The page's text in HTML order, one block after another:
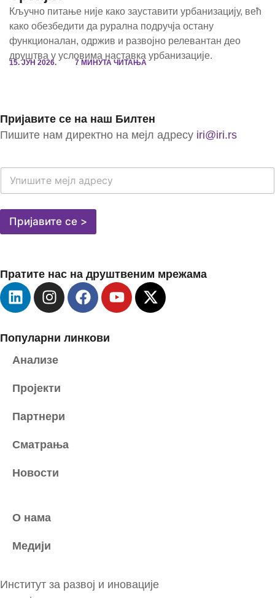
Кључно питање није како зауставити урбанизацију, већ
како обезбедити да рурална подручја остану
функционалан, одржив и развојно релевантан део
друштва у условима наставка урбанизације.
15. ЈУН 2026. 7 МИНУТА ЧИТАЊА
Пријавите се на наш Билтен
Пишите нам директно на мејл адресу iri@iri.rs
E
M
A
L
E
S
A
*
Пријавите се >
Пратите нас на друштвеним мрежама
Популарни линкови
Анализе
Пројекти
Партнери
Сматрања
Новости
О нама
Медији
Институт за развој и иновације